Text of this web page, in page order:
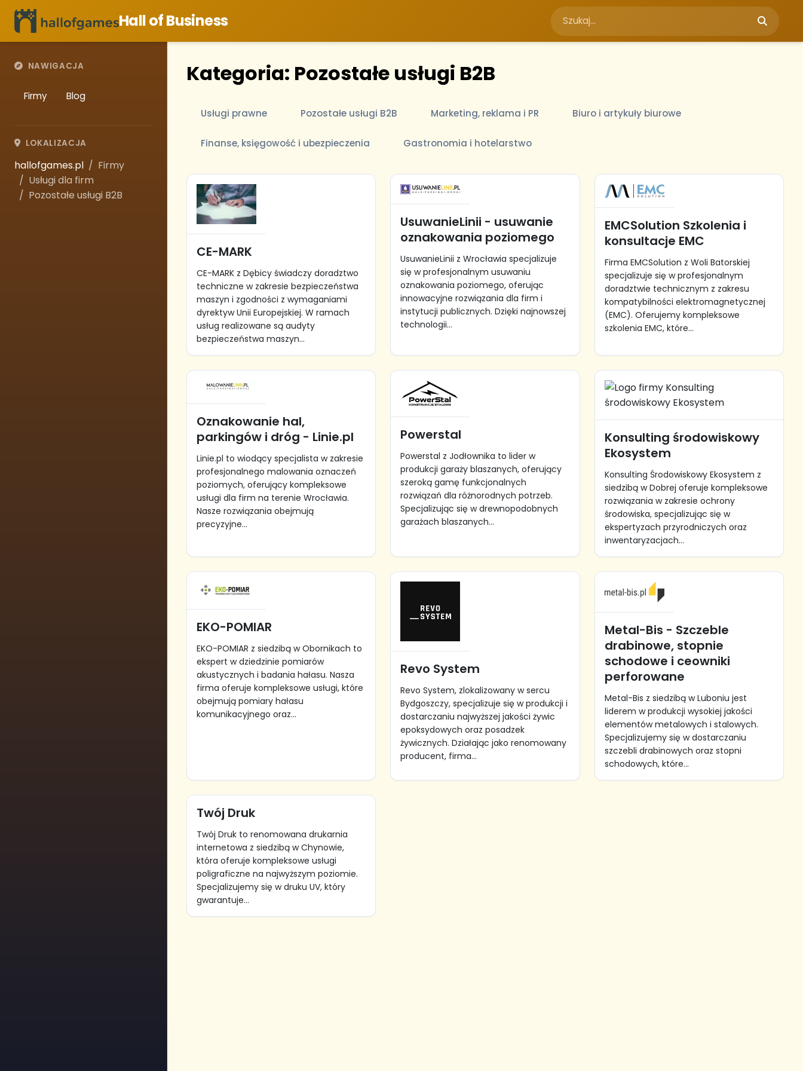
Hall of Business
NAWIGACJA
Firmy Blog
LOKALIZACJA
hallofgames.pl
Firmy
Usługi dla firm
Pozostałe usługi B2B
Kategoria: Pozostałe usługi B2B
Usługi prawne Pozostałe usługi B2B Marketing, reklama i PR Biuro i artykuły biurowe
Finanse, księgowość i ubezpieczenia Gastronomia i hotelarstwo
CE-MARK
CE-MARK z Dębicy świadczy doradztwo
techniczne w zakresie bezpieczeństwa
maszyn i zgodności z wymaganiami
dyrektyw Unii Europejskiej. W ramach
usług realizowane są audyty
bezpieczeństwa maszyn...
UsuwanieLinii - usuwanie
oznakowania poziomego
UsuwanieLinii z Wrocławia specjalizuje
się w profesjonalnym usuwaniu
oznakowania poziomego, oferując
innowacyjne rozwiązania dla firm i
instytucji publicznych. Dzięki najnowszej
technologii...
EMCSolution Szkolenia i
konsultacje EMC
Firma EMCSolution z Woli Batorskiej
specjalizuje się w profesjonalnym
doradztwie technicznym z zakresu
kompatybilności elektromagnetycznej
(EMC). Oferujemy kompleksowe
szkolenia EMC, które...
Oznakowanie hal,
parkingów i dróg - Linie.pl
Linie.pl to wiodący specjalista w zakresie
profesjonalnego malowania oznaczeń
poziomych, oferujący kompleksowe
usługi dla firm na terenie Wrocławia.
Nasze rozwiązania obejmują
precyzyjne...
Powerstal
Powerstal z Jodłownika to lider w
produkcji garaży blaszanych, oferujący
szeroką gamę funkcjonalnych
rozwiązań dla różnorodnych potrzeb.
Specjalizując się w drewnopodobnych
garażach blaszanych...
Konsulting środowiskowy
Ekosystem
Konsulting Środowiskowy Ekosystem z
siedzibą w Dobrej oferuje kompleksowe
rozwiązania w zakresie ochrony
środowiska, specjalizując się w
ekspertyzach przyrodniczych oraz
inwentaryzacjach...
EKO-POMIAR
EKO-POMIAR z siedzibą w Obornikach to
ekspert w dziedzinie pomiarów
akustycznych i badania hałasu. Nasza
firma oferuje kompleksowe usługi, które
obejmują pomiary hałasu
komunikacyjnego oraz...
Revo System
Revo System, zlokalizowany w sercu
Bydgoszczy, specjalizuje się w produkcji i
dostarczaniu najwyższej jakości żywic
epoksydowych oraz posadzek
żywicznych. Działając jako renomowany
producent, firma...
Metal-Bis - Szczeble
drabinowe, stopnie
schodowe i ceowniki
perforowane
Metal-Bis z siedzibą w Luboniu jest
liderem w produkcji wysokiej jakości
elementów metalowych i stalowych.
Specjalizujemy się w dostarczaniu
szczebli drabinowych oraz stopni
schodowych, które...
Twój Druk
Twój Druk to renomowana drukarnia
internetowa z siedzibą w Chynowie,
która oferuje kompleksowe usługi
poligraficzne na najwyższym poziomie.
Specjalizujemy się w druku UV, który
gwarantuje...